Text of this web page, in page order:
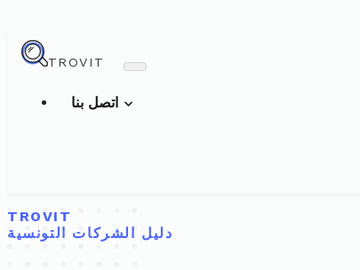
TROVIT
TROVIT
دليل الشركات التونسية